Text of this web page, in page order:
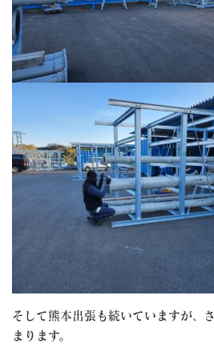
そして熊本出張も続いていますが、
まります。